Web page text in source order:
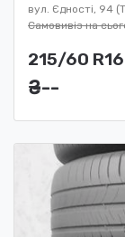
вул. Єдності, 94
Самовивіз на
215/60 R16
₴ ---